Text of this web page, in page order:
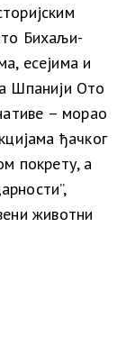
Бихаљи-
есејима и
Шпанији Ото
– морао
ђачког
покрету, а
животни